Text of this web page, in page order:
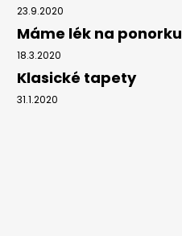
23.9.2020
Máme lék na ponorku
18.3.2020
Klasické tapety
31.1.2020